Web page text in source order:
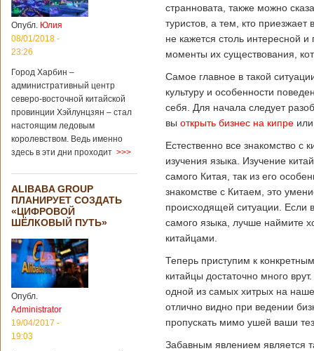
Подробнее...
Опубликовано
04/02/2020 - 15:45
Третий год
подряд Китай
становится
крупным
торговым
партнером
Германии
Как
свидетельствуют
данные, которые
Федеральным
статистическим
ведомством
Германии, в 2018
году статус самого
крупного торгового
партнера страны
остается за
Китаем, причем это
уже третий год
подряд. Объем
торговли между
Германией и
Опубл. Юлия
08/01/2018 -
23:26
Город Харбин –
административный центр
северо-восточной китайской
провинции Хэйлунцзян – стал
настоящим ледовым
королевством. Ведь именно
здесь в эти дни проходит >>>
ALIBABA GROUP
ПЛАНИРУЕТ СОЗДАТЬ
«ЦИФРОВОЙ
ШЁЛКОВЫЙ ПУТЬ»
Опубл.
Administrator
19/04/2017 -
19:03
странновата, также можно
туристов, а тем, кто приезжает
не кажется столь интересной
моменты их существования,
Самое главное в такой
культуру и особенности
себя. Для начала следует
вы открыть бизнес на кипре
Естественно все знакомство с
изучения языка. Изучение
самого Китая, так из его
знакомстве с Китаем, это
происходящей ситуации. Если
самого языка, лучше наймите
китайцами.
Теперь приступим к
китайцы достаточно много
одной из самых хитрых на
отлично видно при ведении
пропускать мимо ушей ваши
Забавным явлением является